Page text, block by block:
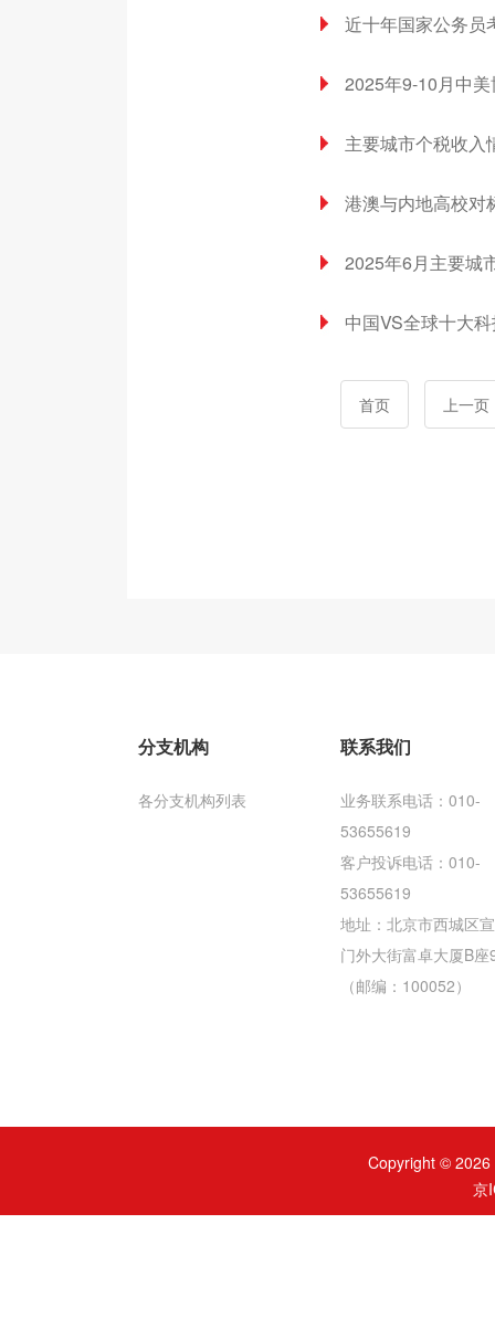
近十年国家公务员
2025年9-10月中
主要城市个税收入
港澳与内地高校对
2025年6月主要城
中国VS全球十大
首页 上一页
分支机构
各分支机构列表
联系我们
业务联系电话：010-
53655619
客户投诉电话：010-
53655619
地址：北京市西城区
门外大街富卓大厦B座
（邮编：100052）
Copyright © 2026
京